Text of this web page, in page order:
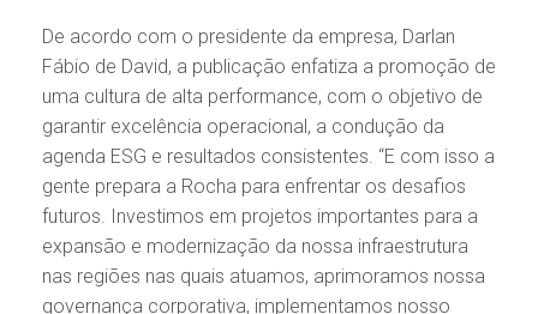
De acordo com o presidente da empresa, Darlan
Fábio de David, a publicação enfatiza a promoção de
uma cultura de alta performance, com o objetivo de
garantir excelência operacional, a condução da
agenda ESG e resultados consistentes. “E com isso a
gente prepara a Rocha para enfrentar os desafios
futuros. Investimos em projetos importantes para a
expansão e modernização da nossa infraestrutura
nas regiões nas quais atuamos, aprimoramos nossa
governança corporativa, implementamos nosso